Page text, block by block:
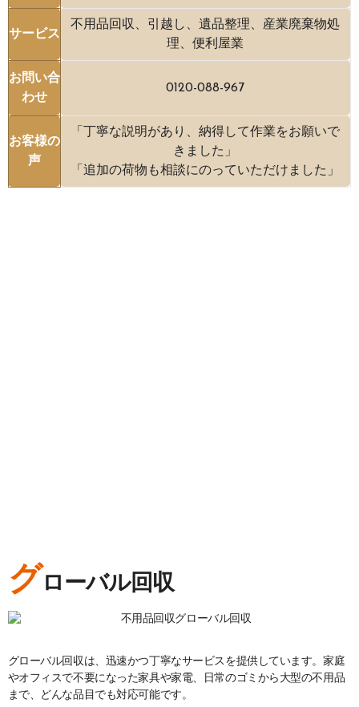
サービス
不用品回収、引越し、遺品整理、産業廃棄物処
理、便利屋業
お問い合
わせ
0120-088-967
お客様の
声
「丁寧な説明があり、納得して作業をお願いで
きました」
「追加の荷物も相談にのっていただけました」
グ ローバル回収
グローバル回収は、迅速かつ丁寧なサービスを提供しています。家庭
やオフィスで不要になった家具や家電、日常のゴミから大型の不用品
まで、どんな品目でも対応可能です。